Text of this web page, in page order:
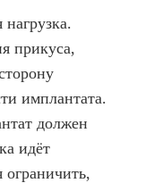
прикуса,
имплантата.
должен
идёт
ограничить,